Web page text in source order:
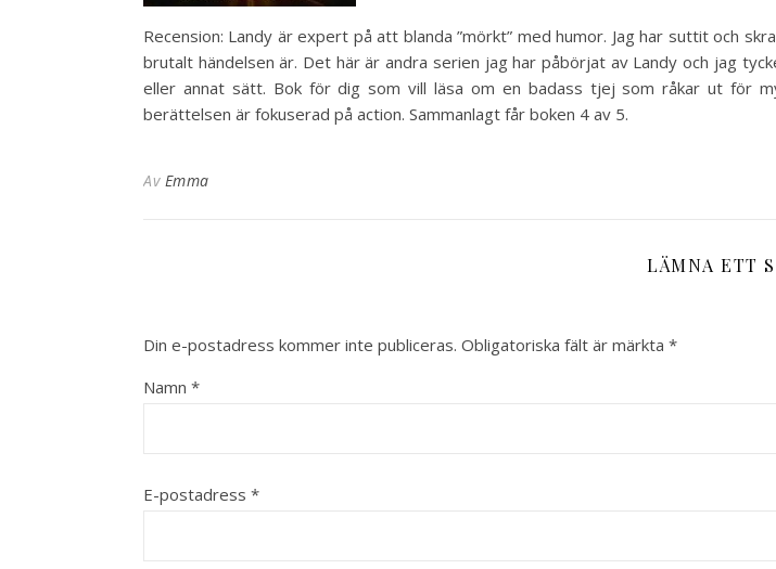
Recension: Landy är expert på att blanda ”mörkt” med humor. Jag har suttit och
brutalt händelsen är. Det här är andra serien jag har påbörjat av Landy och jag
eller annat sätt. Bok för dig som vill läsa om en badass tjej som råkar ut för
berättelsen är fokuserad på action. Sammanlagt får boken 4 av 5.
Av Emma
LÄMNA ETT
Din e-postadress kommer inte publiceras. Obligatoriska fält är märkta *
Namn *
E-postadress *